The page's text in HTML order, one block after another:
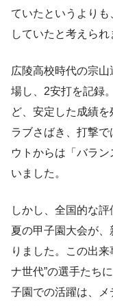
ていたというより
していたと考えられ
広陵高校時代の宗
場し、2安打を記録
ど、安定した成績
ラブさばき、打撃
ウトからは「バラ
いました。
しかし、全国的な
夏の甲子園大会が
りました。この出
ナ世代”の選手たち
子園での活躍は、